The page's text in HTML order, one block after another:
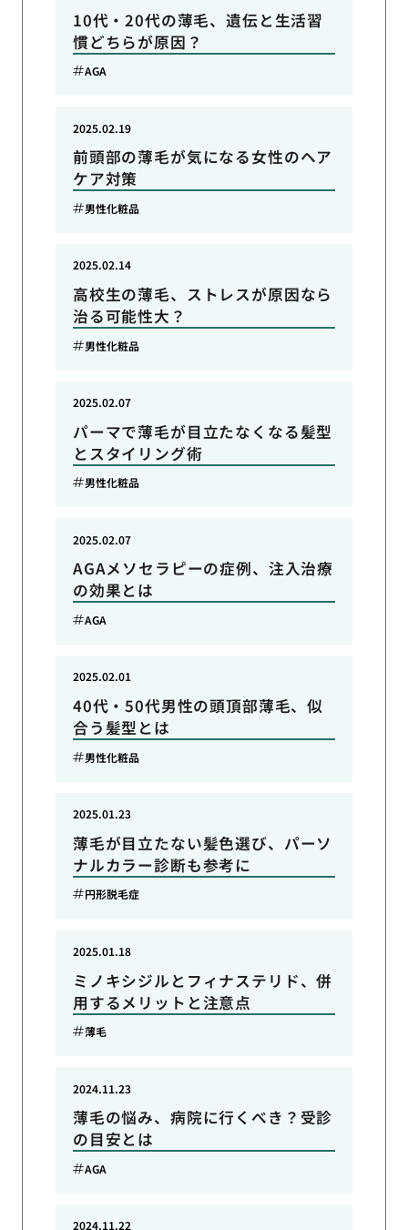
10代・20代の薄毛、遺伝と生活習
慣どちらが原因？
AGA
前頭部の薄毛が気になる女性のヘア
ケア対策
2025.02.19
男性化粧品
高校生の薄毛、ストレスが原因なら
治る可能性大？
2025.02.14
男性化粧品
パーマで薄毛が目立たなくなる髪型
とスタイリング術
2025.02.07
男性化粧品
AGAメソセラピーの症例、注入治療
の効果とは
2025.02.07
AGA
40代・50代男性の頭頂部薄毛、似
合う髪型とは
2025.02.01
男性化粧品
薄毛が目立たない髪色選び、パーソ
ナルカラー診断も参考に
2025.01.23
円形脱毛症
ミノキシジルとフィナステリド、併
用するメリットと注意点
2025.01.18
薄毛
薄毛の悩み、病院に行くべき？受診
の目安とは
2024.11.23
AGA
2024.11.22